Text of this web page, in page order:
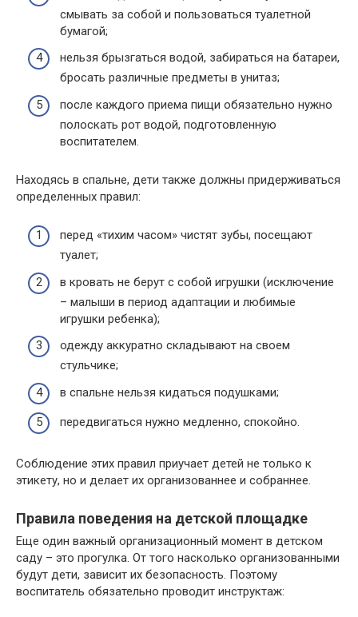
смывать за собой и пользоваться туалетной
бумагой;
нельзя брызгаться водой, забираться на батареи,
бросать различные предметы в унитаз;
после каждого приема пищи обязательно нужно
полоскать рот водой, подготовленную
воспитателем.
Находясь в спальне, дети также должны придерживаться
определенных правил:
перед «тихим часом» чистят зубы, посещают
туалет;
в кровать не берут с собой игрушки (исключение
– малыши в период адаптации и любимые
игрушки ребенка);
одежду аккуратно складывают на своем
стульчике;
в спальне нельзя кидаться подушками;
передвигаться нужно медленно, спокойно.
Соблюдение этих правил приучает детей не только к
этикету, но и делает их организованнее и собраннее.
Правила поведения на детской площадке
Еще один важный организационный момент в детском
саду – это прогулка. От того насколько организованными
будут дети, зависит их безопасность. Поэтому
воспитатель обязательно проводит инструктаж: